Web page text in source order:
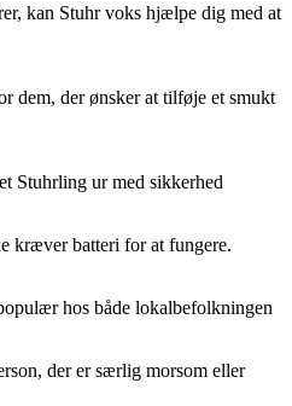
kan Stuhr voks hjælpe dig med at
dem, der ønsker at tilføje et smukt
Stuhrling ur med sikkerhed
kræver batteri for at fungere.
hos både lokalbefolkningen
der er særlig morsom eller